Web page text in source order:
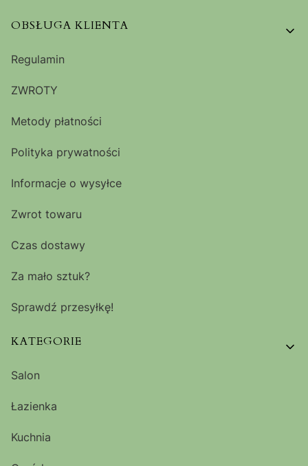
OBSŁUGA KLIENTA
Regulamin
ZWROTY
Metody płatności
Polityka prywatności
Informacje o wysyłce
Zwrot towaru
Czas dostawy
Za mało sztuk?
Sprawdź przesyłkę!
KATEGORIE
Salon
Łazienka
Kuchnia